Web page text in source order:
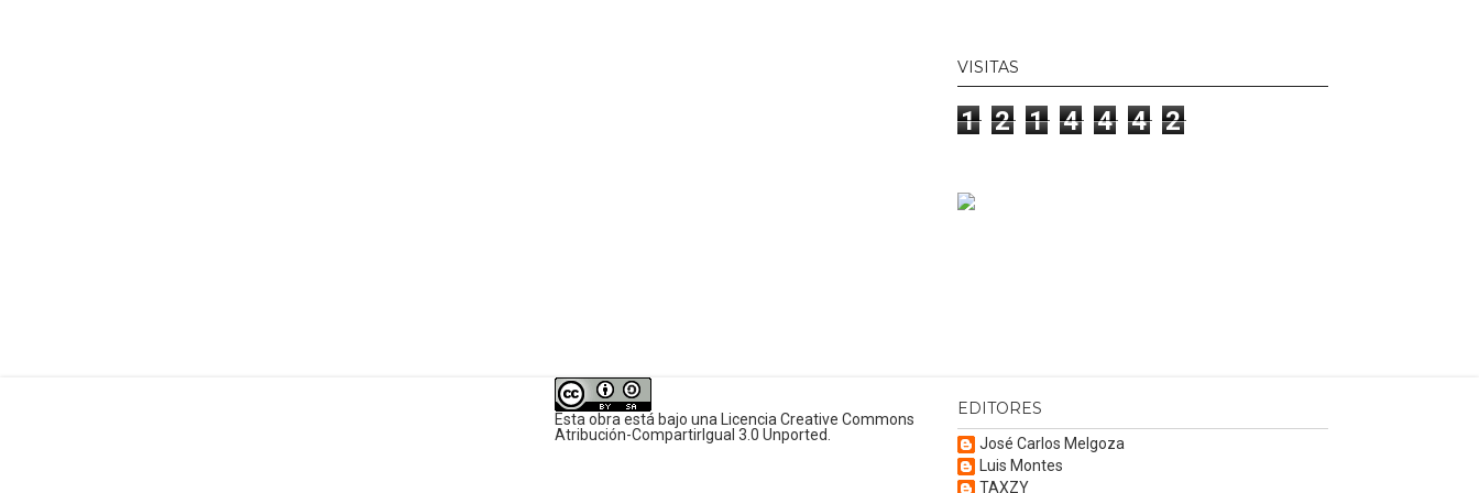
VISITAS
1 2 1 4 4 4 2
Esta obra está bajo una
Licencia Creative Commons
Atribución-CompartirIgual 3.0 Unported
EDITORES
José Carlos Melgoza
Luis Montes
TAXZY